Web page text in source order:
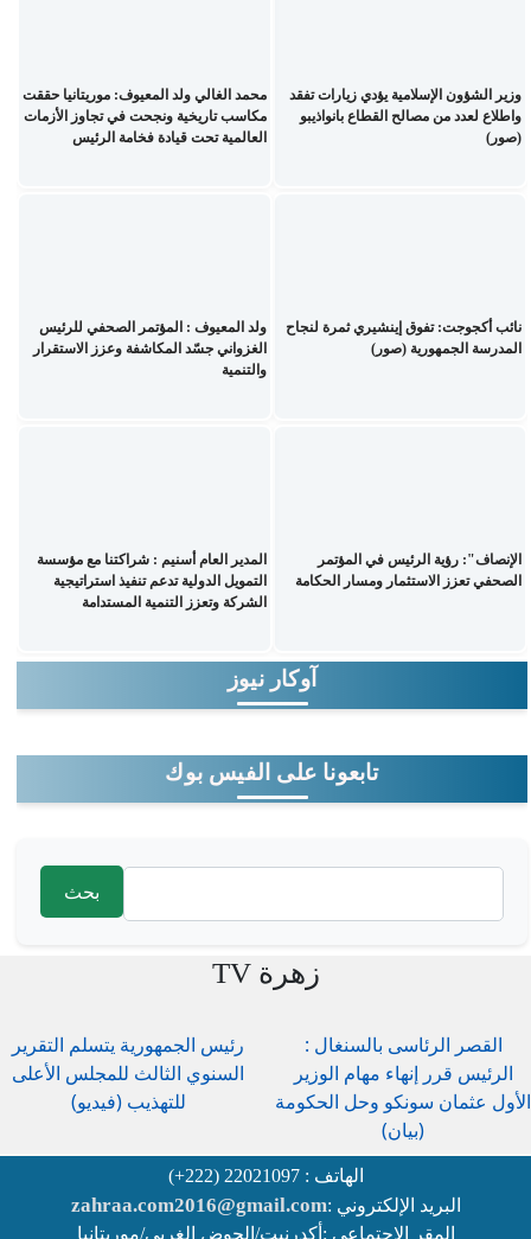
وزير الشؤون الإسلامية يؤدي زيارات تفقد
واطلاع لعدد من مصالح القطاع بانواذيبو
(صور)
محمد الغالي ولد المعيوف: موريتانيا حققت
مكاسب تاريخية ونجحت في تجاوز الأزمات
العالمية تحت قيادة فخامة الرئيس
نائب أكجوجت: تفوق إينشيري ثمرة لنجاح
المدرسة الجمهورية (صور)
ولد المعيوف : المؤتمر الصحفي للرئيس
الغزواني جسّد المكاشفة وعزز الاستقرار
والتنمية
الإنصاف": رؤية الرئيس في المؤتمر
الصحفي تعزز الاستثمار ومسار الحكامة
المدير العام أسنيم : شراكتنا مع مؤسسة
التمويل الدولية تدعم تنفيذ استراتيجية
الشركة وتعزز التنمية المستدامة
آوكار نيوز
تابعونا على الفيس بوك
‏بحث ‏
زهرة TV
القصر الرئاسى بالسنغال :
الرئيس قرر إنهاء مهام الوزير
الأول عثمان سونكو وحل الحكومة
(بيان)
رئيس الجمهورية يتسلم التقرير
السنوي الثالث للمجلس الأعلى
للتهذيب (فيديو)
الهاتف : 22021097 (222+)
البريد الإلكتروني :zahraa.com2016@gmail.com
المقر الاجتماعي :أكدرنيت/الحوض الغربي/موريتانيا